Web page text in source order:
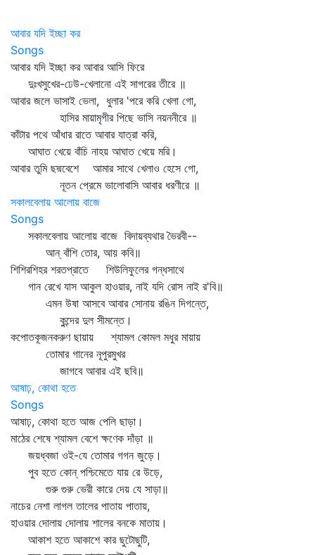
আবার যদি ইচ্ছা কর
Songs
আবার যদি ইচ্ছা কর আবার আসি ফিরে
দুঃখসুখের-ঢেউ-খেলানো এই সাগরের তীরে ॥
আবার জলে ভাসাই ভেলা, ধুলার 'পরে করি খেলা গো,
হাসির মায়ামৃগীর পিছে ভাসি নয়ননীরে ॥
কাঁটার পথে আঁধার রাতে আবার যাত্রা করি,
আঘাত খেয়ে বাঁচি নাহয় আঘাত খেয়ে মরি।
আবার তুমি ছদ্মবেশে আমার সাথে খেলাও হেসে গো,
নূতন প্রেমে ভালোবাসি আবার ধরণীরে ॥
সকালবেলায় আলোয় বাজে
Songs
সকালবেলায় আলোয় বাজে বিদায়ব্যথার ভৈরবী--
আন্‌ বাঁশি তোর, আয় কবি॥
শিশিরশিহর শরতপ্রাতে শিউলিফুলের গন্ধসাথে
গান রেখে যাস আকুল হাওয়ার, নাই যদি রোস নাই র'বি॥
এমন উষা আসবে আবার সোনায় রঙিন দিগন্তে,
কুন্দের দুল সীমন্তে।
কপোতকূজনকরুণ ছায়ায় শ্যামল কোমল মধুর মায়ায়
তোমার গানের নূপুরমুখর
জাগবে আবার এই ছবি॥
আষাঢ়, কোথা হতে
Songs
আষাঢ়, কোথা হতে আজ পেলি ছাড়া।
মাঠের শেষে শ্যামল বেশে ক্ষণেক দাঁড়া ॥
জয়ধ্বজা ওই-যে তোমার গগন জুড়ে।
পুব হতে কোন্‌ পশ্চিমেতে যায় রে উড়ে,
গুরু গুরু ভেরী কারে দেয় যে সাড়া॥
নাচের নেশা লাগল তালের পাতায় পাতায়,
হাওয়ার দোলায় দোলায় শালের বনকে মাতায়।
আকাশ হতে আকাশে কার ছুটোছুটি,